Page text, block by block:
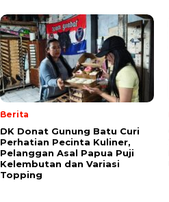
Berita
DK Donat Gunung Batu Curi
Perhatian Pecinta Kuliner,
Pelanggan Asal Papua Puji
Kelembutan dan Variasi
Topping